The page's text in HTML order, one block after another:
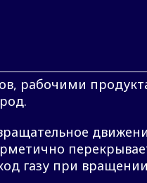
рабочими
газу при вращении